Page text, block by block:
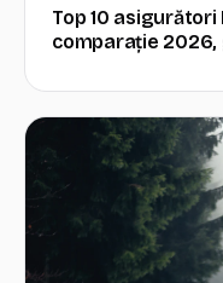
Top 10 asigurători
comparație